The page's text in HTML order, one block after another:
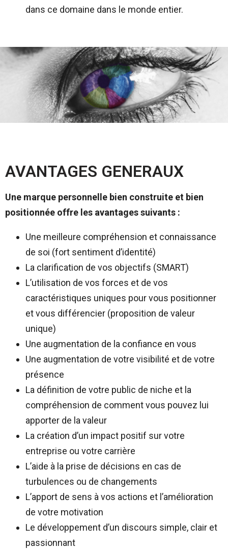
dans ce domaine dans le monde entier.
AVANTAGES GENERAUX
Une marque personnelle bien construite et bien
positionnée offre les avantages suivants :
Une meilleure compréhension et connaissance
de soi (fort sentiment d’identité)
La clarification de vos objectifs (SMART)
L’utilisation de vos forces et de vos
caractéristiques uniques pour vous positionner
et vous différencier (proposition de valeur
unique)
Une augmentation de la confiance en vous
Une augmentation de votre visibilité et de votre
présence
La définition de votre public de niche et la
compréhension de comment vous pouvez lui
apporter de la valeur
La création d’un impact positif sur votre
entreprise ou votre carrière
L’aide à la prise de décisions en cas de
turbulences ou de changements
L’apport de sens à vos actions et l’amélioration
de votre motivation
Le développement d’un discours simple, clair et
passionnant